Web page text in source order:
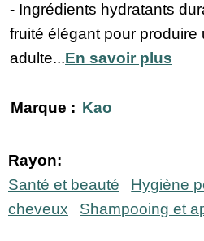
- Ingrédients hydratants
fruité élégant pour produire
adulte...En savoir plus
Marque : Kao
Rayon:
Santé et beauté
Hygiène
cheveux
Shampooing et